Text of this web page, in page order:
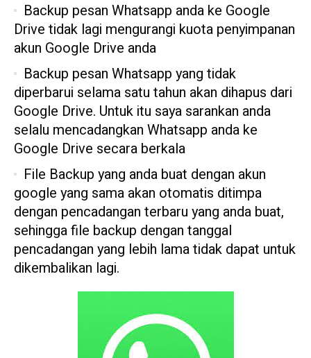
Backup pesan Whatsapp anda ke Google
Drive tidak lagi mengurangi kuota penyimpanan
akun Google Drive anda
Backup pesan Whatsapp yang tidak
diperbarui selama satu tahun akan dihapus dari
Google Drive. Untuk itu saya sarankan anda
selalu mencadangkan Whatsapp anda ke
Google Drive secara berkala
File Backup yang anda buat dengan akun
google yang sama akan otomatis ditimpa
dengan pencadangan terbaru yang anda buat,
sehingga file backup dengan tanggal
pencadangan yang lebih lama tidak dapat untuk
dikembalikan lagi.